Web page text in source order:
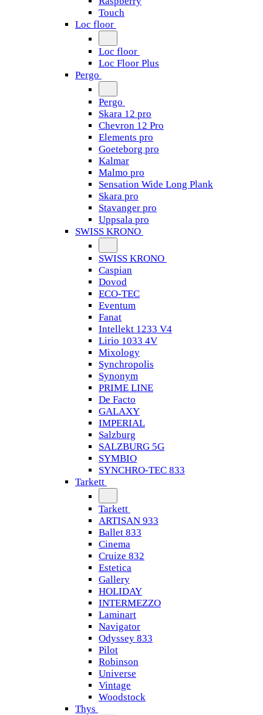
Touch
Loc floor
Loc floor
Loc Floor Plus
Pergo
Pergo
Skara 12 pro
Chevron 12 Pro
Elements pro
Goeteborg pro
Kalmar
Malmo pro
Sensation Wide Long Plank
Skara pro
Stavanger pro
Uppsala pro
SWISS KRONO
SWISS KRONO
Caspian
Dovod
ECO-TEC
Eventum
Fanat
Intellekt 1233 V4
Lirio 1033 4V
Mixology
Synchropolis
Synonym
PRIME LINE
De Facto
GALAXY
IMPERIAL
Salzburg
SALZBURG 5G
SYMBIO
SYNCHRO-TEC 833
Tarkett
Tarkett
ARTISAN 933
Ballet 833
Cinema
Cruize 832
Estetica
Gallery
HOLIDAY
INTERMEZZO
Laminart
Navigator
Odyssey 833
Pilot
Robinson
Universe
Vintage
Woodstock
Thys